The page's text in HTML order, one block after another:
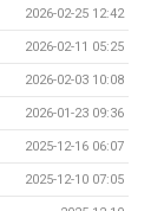
2026-02-25 12:42
2026-02-11 05:25
2026-02-03 10:08
2026-01-23 09:36
2025-12-16 06:07
2025-12-10 07:05